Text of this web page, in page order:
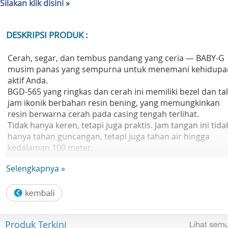
Silakan klik disini »
DESKRIPSI PRODUK :
Cerah, segar, dan tembus pandang yang ceria — BABY-G
musim panas yang sempurna untuk menemani
aktif Anda.
BGD-565 yang ringkas dan cerah ini memiliki bezel dan
jam ikonik berbahan resin bening, yang memungkinkan
resin berwarna cerah pada casing tengah terlihat.
Tidak hanya keren, tetapi juga praktis. Jam tangan ini
hanya tahan guncangan, tetapi juga tahan air hingga
kedalaman 100 meter.
nuansa cerah pada lemari pakaian Anda dan mengawali
Ukuran casing (P× L× T) 42,1 × 37,9 × 11,3 mm
Berat 30 gram
Selengkapnya »
Produk Terkini